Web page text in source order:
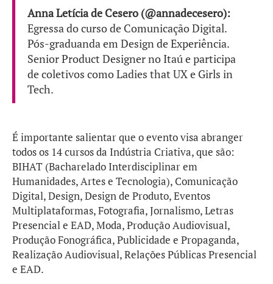
Anna Letícia de Cesero (@annadecesero):
Egressa do curso de Comunicação Digital.
Pós-graduanda em Design de Experiência.
Senior Product Designer no Itaú e participa
de coletivos como Ladies that UX e Girls in
Tech.
É importante salientar que o evento visa abranger
todos os 14 cursos da Indústria Criativa, que são:
BIHAT (Bacharelado Interdisciplinar em
Humanidades, Artes e Tecnologia), Comunicação
Digital, Design, Design de Produto, Eventos
Multiplataformas, Fotografia, Jornalismo, Letras
Presencial e EAD, Moda, Produção Audiovisual,
Produção Fonográfica, Publicidade e Propaganda,
Realização Audiovisual, Relações Públicas Presencial
e EAD.